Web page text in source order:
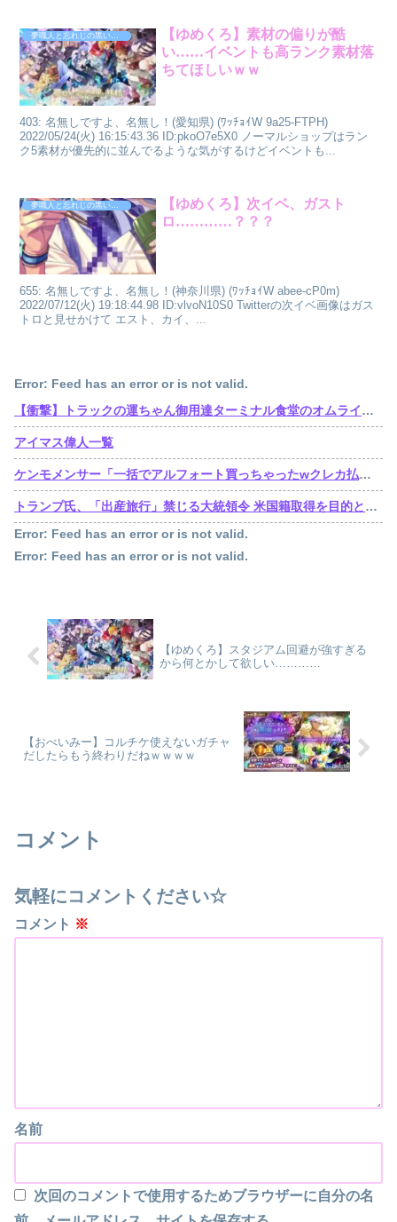
夢職人と忘れじの黒い妖精
【ゆめくろ】素材の偏りが酷
い……イベントも高ランク素材落
ちてほしいｗｗ
403: 名無しですよ、名無し！(愛知県) (ﾜｯﾁｮｲW 9a25-FTPH)
2022/05/24(火) 16:15:43.36 ID:pkoO7e5X0 ノーマルショップはラン
ク5素材が優先的に並んでるような気がするけどイベントも...
夢職人と忘れじの黒い妖精
【ゆめくろ】次イベ、ガスト
ロ…………？？？
655: 名無しですよ、名無し！(神奈川県) (ﾜｯﾁｮｲW abee-cP0m)
2022/07/12(火) 19:18:44.98 ID:vlvoN10S0 Twitterの次イベ画像はガス
トロと見せかけて エスト、カイ、...
Error: Feed has an error or is not valid.
【衝撃】トラックの運ちゃん御用達ターミナル食堂のオムライスが強すぎるｗｗｗｗｗ(※画像あり)
アイマス偉人一覧
ケンモメンサー「一括でアルフォート買っちゃったwクレカ払いで来月の俺ごめんねー」銀行「デビットカードなんで即時引き落としです」
トランプ氏、「出産旅行」禁じる大統領令 米国籍取得を目的とした中国人らの渡米を問題視
Error: Feed has an error or is not valid.
Error: Feed has an error or is not valid.
【ゆめくろ】スタジアム回避が強すぎる
から何とかして欲しい…………
【おべいみー】コルチケ使えないガチャ
だしたらもう終わりだねｗｗｗｗ
コメント
気軽にコメントください☆
コメント ※
名前
次回のコメントで使用するためブラウザーに自分の名